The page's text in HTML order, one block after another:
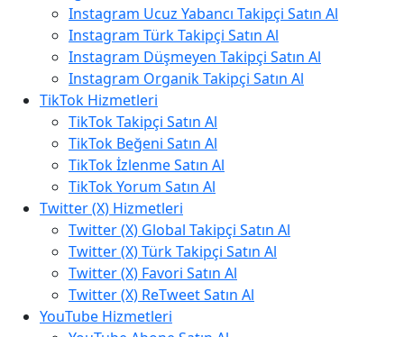
Instagram Ucuz Yabancı Takipçi Satın Al
Instagram Türk Takipçi Satın Al
Instagram Düşmeyen Takipçi Satın Al
Instagram Organik Takipçi Satın Al
TikTok Hizmetleri
TikTok Takipçi Satın Al
TikTok Beğeni Satın Al
TikTok İzlenme Satın Al
TikTok Yorum Satın Al
Twitter (X) Hizmetleri
Twitter (X) Global Takipçi Satın Al
Twitter (X) Türk Takipçi Satın Al
Twitter (X) Favori Satın Al
Twitter (X) ReTweet Satın Al
YouTube Hizmetleri